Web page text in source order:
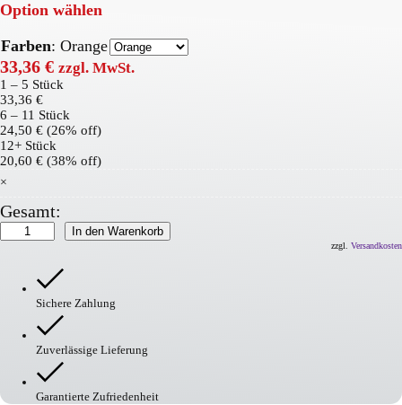
Option wählen
Farben: Orange
33,36 € zzgl. MwSt.
1 – 5 Stück
33,36 €
6 – 11 Stück
24,50 € (26% off)
12+ Stück
20,60 € (38% off)
×
Gesamt:
PROline-
paint
In den Warenkorb
zzgl. Versandkosten
Sichere Zahlung
Zuverlässige Lieferung
Garantierte Zufriedenheit